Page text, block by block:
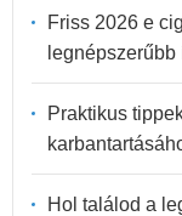
Friss 2026 e
Praktikus
Hol találod a